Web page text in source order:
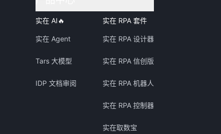
实在 AI🔥
实在 Agent
Tars 大模型
IDP 文档审阅
实在 RPA 套件
实在 RPA 设计器
实在 RPA 信创版
实在 RPA 机器人
实在 RPA 控制器
实在取数宝